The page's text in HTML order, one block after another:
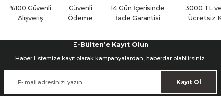
%100 Güvenli
Alışveriş
Güvenli
Ödeme
14 Gün İçerisinde
İade Garantisi
3000 TL
Ücretsiz
E-Bülten’e Kayıt Olun
Haber Listemize kayıt olarak kampanyalardan, haberdar olabilirsiniz.
Kayıt Ol